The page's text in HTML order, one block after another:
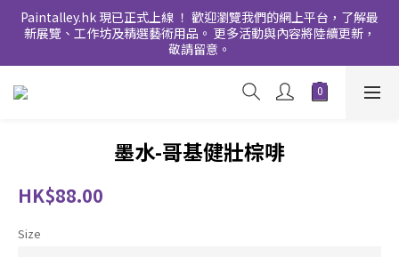
Paintalley.hk 現已正式上線 ！ 歡迎瀏覽我們的網上平台，了解最
新展覽、工作坊及精選藝術用品。 更多活動與內容將陸續更新，
敬請留意。
墨水-哥基健壯棕啡
HK$88.00
Size